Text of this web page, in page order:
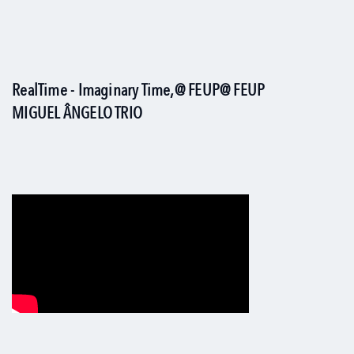
RealTime - Imaginary Time,@ FEUP@ FEUP
MIGUEL ÂNGELO TRIO